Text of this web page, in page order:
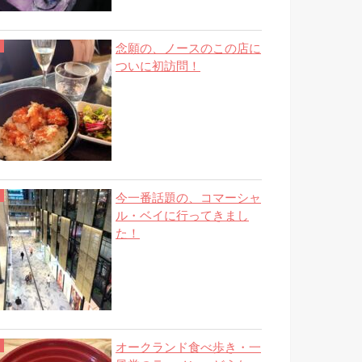
念願の、ノースのこの店に
ついに初訪問！
今一番話題の、コマーシャ
ル・ベイに行ってきまし
た！
オークランド食べ歩き・一